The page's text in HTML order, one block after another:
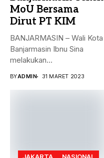
MoU Bersama
Dirut PT KIM
BANJARMASIN – Wali Kota
Banjarmasin Ibnu Sina
melakukan
BYADMIN 31 MARET 2023
JAKARTA NASIONAL